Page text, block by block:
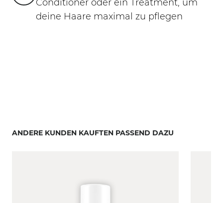
Conditioner oder ein Treatment, um
deine Haare maximal zu pflegen
ANDERE KUNDEN KAUFTEN PASSEND DAZU